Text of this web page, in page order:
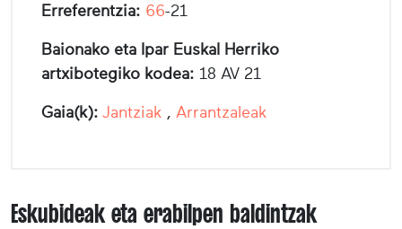
Erreferentzia: 66-21
Baionako eta Ipar Euskal Herriko
artxibotegiko kodea: 18 AV 21
Gaia(k): Jantziak , Arrantzaleak
Eskubideak eta erabilpen baldintzak